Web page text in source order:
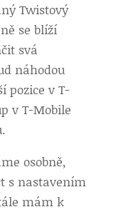
Twistový
se blíží
svá
náhodou
pozice v T-
v T-Mobile
osobně,
s nastavením
mám k